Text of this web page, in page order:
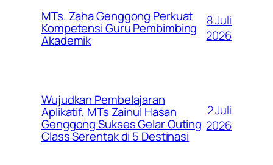
MTs. Zaha Genggong Perkuat
Kompetensi Guru Pembimbing
Akademik
8 Juli
2026
Wujudkan Pembelajaran
Aplikatif, MTs Zainul Hasan
Genggong Sukses Gelar Outing
Class Serentak di 5 Destinasi
2 Juli
2026